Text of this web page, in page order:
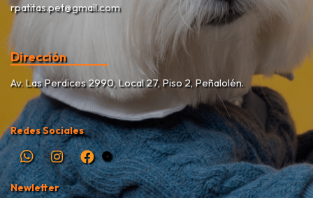
rpatitas.pet@gmail.com
Dirección
Av. Las Perdices 2990, Local 27, Piso 2, Peñalolén.
Redes Sociales
Newletter